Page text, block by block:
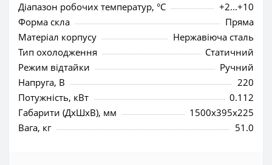
Діапазон робочих температур, °C
+2...+10
Форма скла
Пряма
Матеріал корпусу
Нержавіюча сталь
Тип охолодження
Статичний
Режим відтайки
Ручний
Напруга, В
220
Потужність, кВт
0.112
Габарити (ДхШхВ), мм
1500x395x225
Вага, кг
51.0